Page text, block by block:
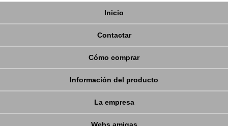
Inicio
Contactar
Cómo comprar
Información del producto
La empresa